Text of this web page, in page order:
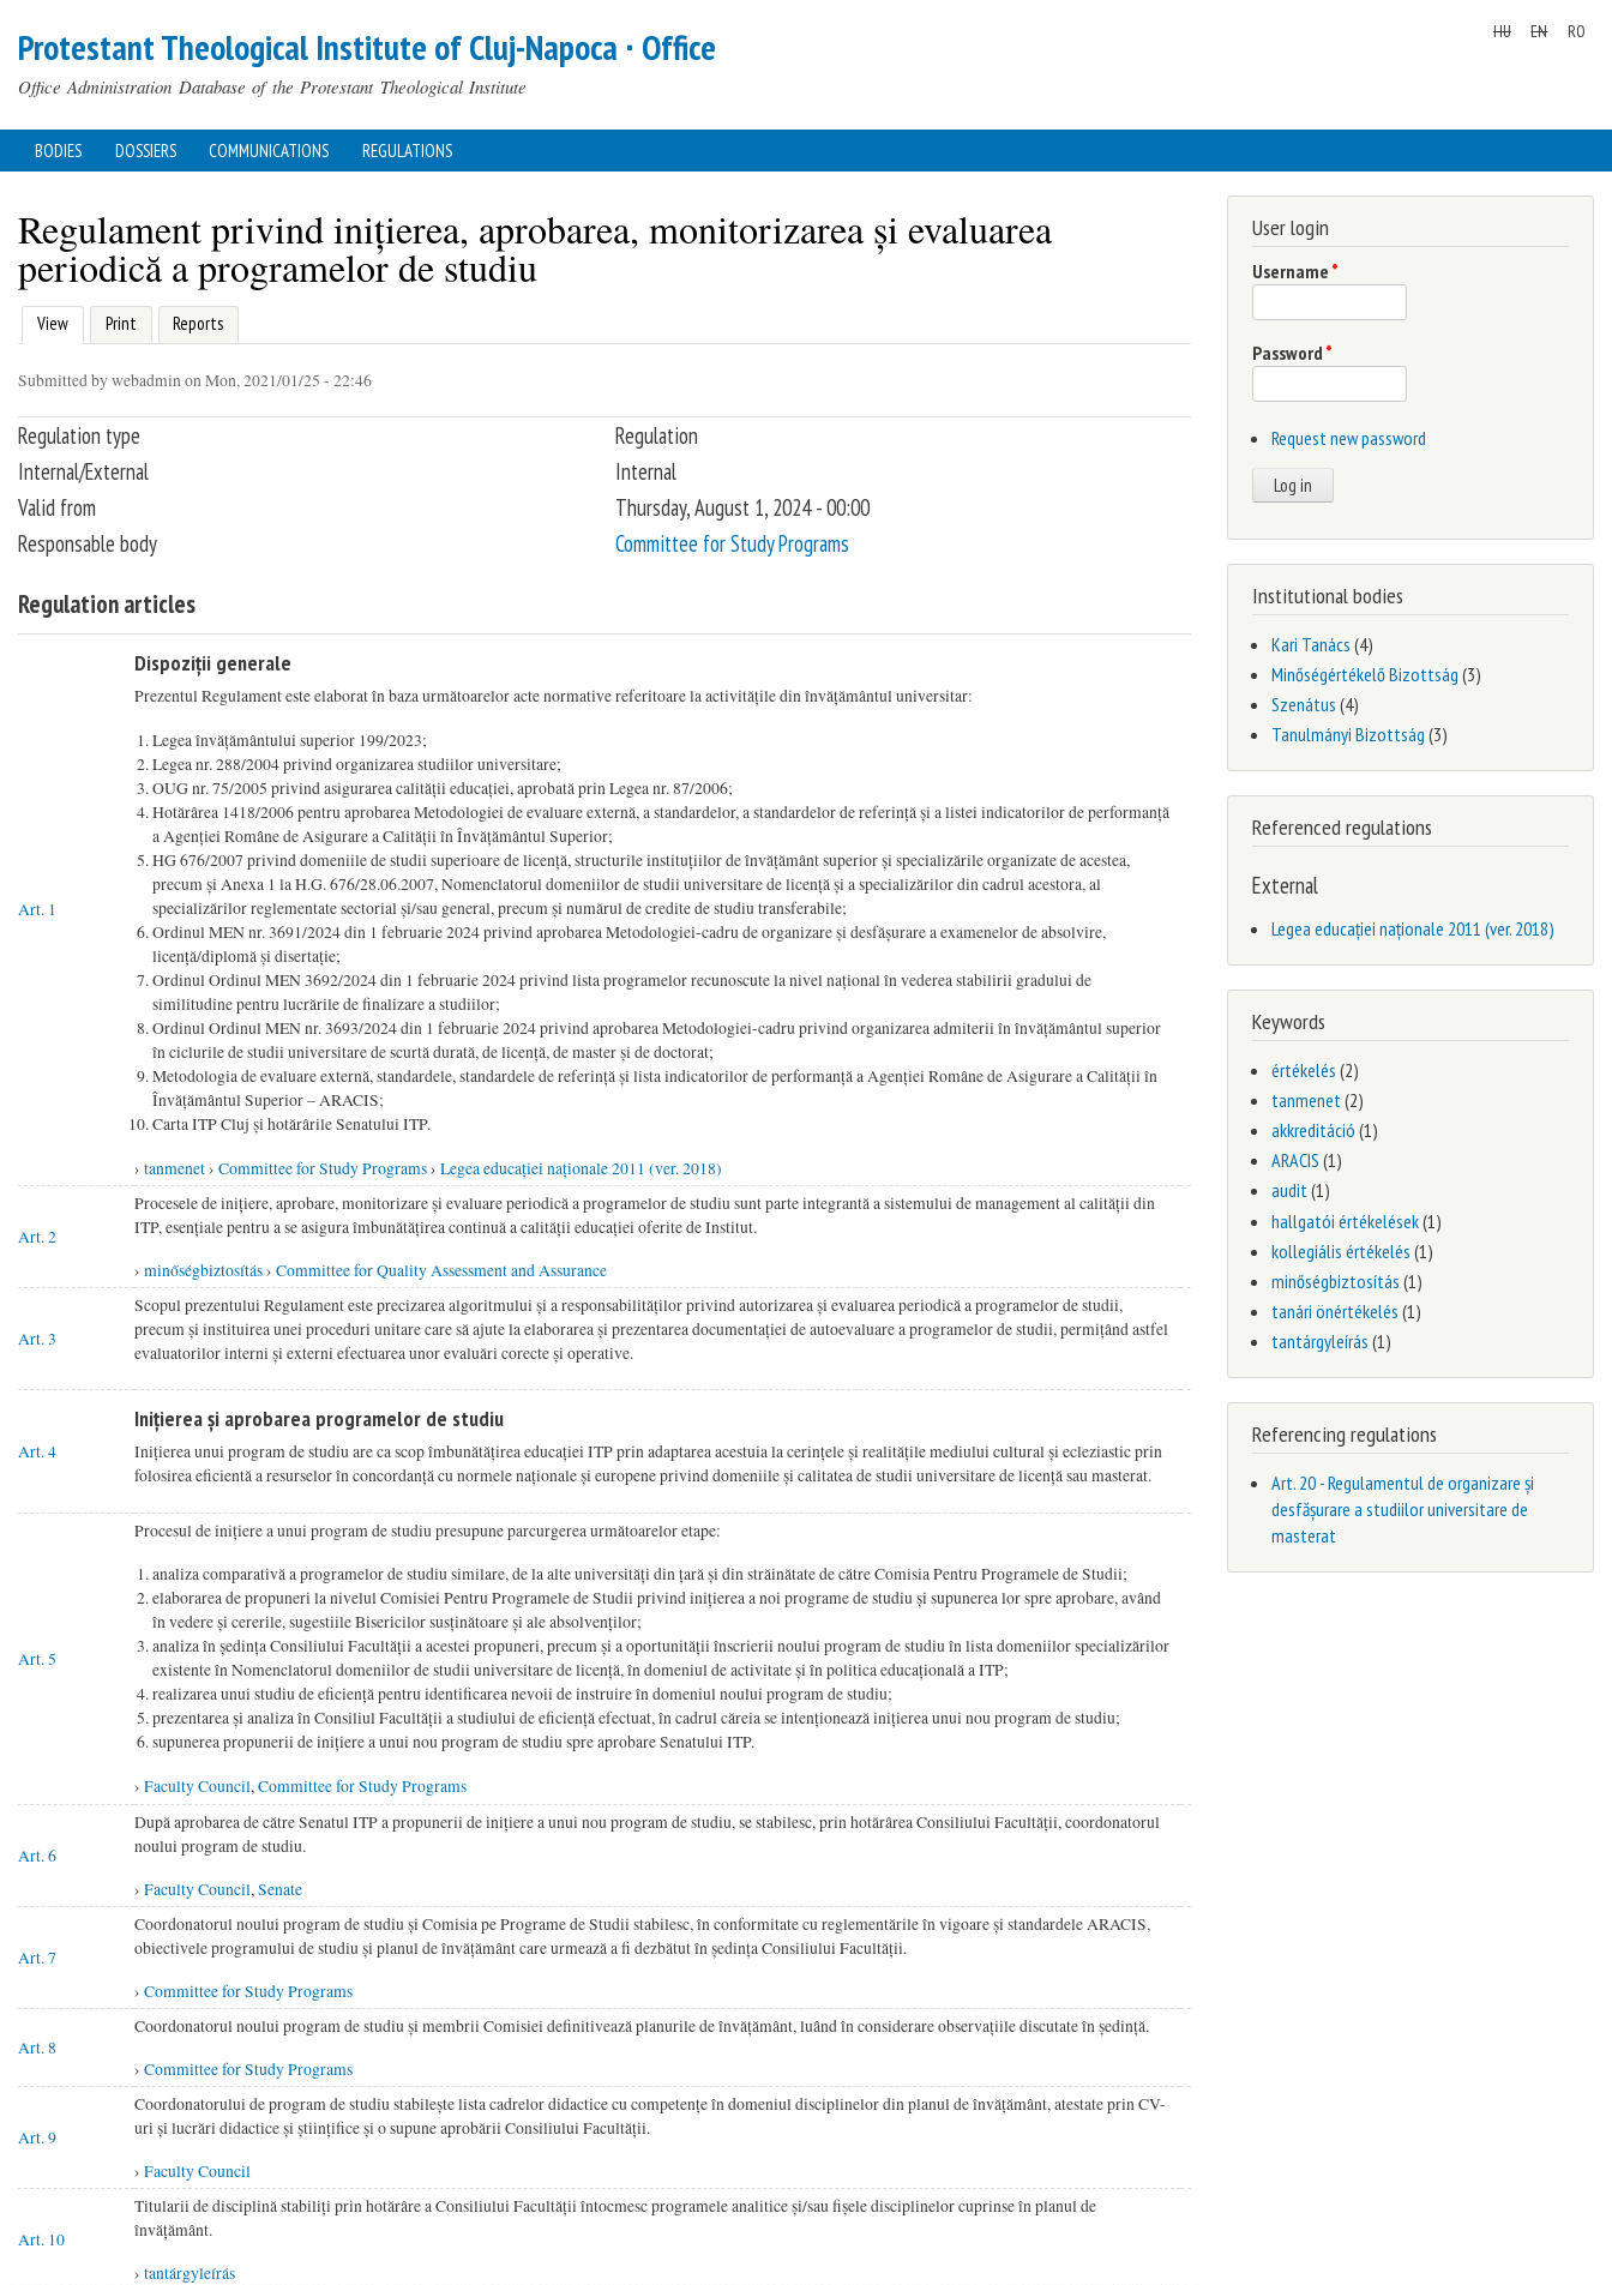
Protestant Theological Institute of Cluj-Napoca ∙ Office
Office Administration Database of the Protestant Theological Institute
HU EN RO
MAIN MENU
BODIES DOSSIERS COMMUNICATIONS REGULATIONS
Regulament privind inițierea, aprobarea, monitorizarea și evaluarea
periodică a programelor de studiu
Primary tabs
View
(active tab) Print Reports
You are here
Submitted bywebadminon Mon, 2021/01/25 - 22:46
Regulation type
Regulation
Internal/External
Internal
Valid from
Thursday, August 1, 2024 - 00:00
Responsable body
Committee for Study Programs
Regulation articles
Art. 1
Dispoziții generale
Prezentul Regulament este elaborat în baza următoarelor acte normative referitoare la activitățile din învățământul universitar:
Legea învățământului superior 199/2023;
Legea nr. 288/2004 privind organizarea studiilor universitare;
OUG nr. 75/2005 privind asigurarea calității educației, aprobată prin Legea nr. 87/2006;
Hotărârea 1418/2006 pentru aprobarea Metodologiei de evaluare externă, a standardelor, a standardelor de referință și a listei indicatorilor de performanță
a Agenției Române de Asigurare a Calității în Învățământul Superior;
HG 676/2007 privind domeniile de studii superioare de licență, structurile instituțiilor de învățământ superior și specializările organizate de acestea,
precum și Anexa 1 la H.G. 676/28.06.2007, Nomenclatorul domeniilor de studii universitare de licență și a specializărilor din cadrul acestora, al
specializărilor reglementate sectorial și/sau general, precum și numărul de credite de studiu transferabile;
Ordinul MEN nr. 3691/2024 din 1 februarie 2024 privind aprobarea Metodologiei-cadru de organizare și desfășurare a examenelor de absolvire,
licență/diplomă și disertație;
Ordinul Ordinul MEN 3692/2024 din 1 februarie 2024 privind lista programelor recunoscute la nivel național în vederea stabilirii gradului de
similitudine pentru lucrările de finalizare a studiilor;
Ordinul Ordinul MEN nr. 3693/2024 din 1 februarie 2024 privind aprobarea Metodologiei-cadru privind organizarea admiterii în învățământul superior
în ciclurile de studii universitare de scurtă durată, de licență, de master și de doctorat;
Metodologia de evaluare externă, standardele, standardele de referință și lista indicatorilor de performanță a Agenției Române de Asigurare a Calității în
Învățământul Superior – ARACIS;
Carta ITP Cluj și hotărârile Senatului ITP.
› tanmenet› Committee for Study Programs› Legea educației naționale 2011 (ver. 2018)
Art. 2
Procesele de inițiere, aprobare, monitorizare și evaluare periodică a programelor de studiu sunt parte integrantă a sistemului de management al calității din
ITP, esențiale pentru a se asigura îmbunătățirea continuă a calității educației oferite de Institut.
› minőségbiztosítás› Committee for Quality Assessment and Assurance
Art. 3
Scopul prezentului Regulament este precizarea algoritmului și a responsabilităților privind autorizarea și evaluarea periodică a programelor de studii,
precum și instituirea unei proceduri unitare care să ajute la elaborarea și prezentarea documentației de autoevaluare a programelor de studii, permițând astfel
evaluatorilor interni și externi efectuarea unor evaluări corecte și operative.
Art. 4
Inițierea și aprobarea programelor de studiu
Inițierea unui program de studiu are ca scop îmbunătățirea educației ITP prin adaptarea acestuia la cerințele și realitățile mediului cultural și ecleziastic prin
folosirea eficientă a resurselor în concordanță cu normele naționale și europene privind domeniile și calitatea de studii universitare de licență sau masterat.
Art. 5
Procesul de inițiere a unui program de studiu presupune parcurgerea următoarelor etape:
analiza comparativă a programelor de studiu similare, de la alte universități din țară și din străinătate de către Comisia Pentru Programele de Studii;
elaborarea de propuneri la nivelul Comisiei Pentru Programele de Studii privind inițierea a noi programe de studiu și supunerea lor spre aprobare, având
în vedere și cererile, sugestiile Bisericilor susținătoare și ale absolvenților;
analiza în ședința Consiliului Facultății a acestei propuneri, precum și a oportunității înscrierii noului program de studiu în lista domeniilor specializărilor
existente în Nomenclatorul domeniilor de studii universitare de licență, în domeniul de activitate și în politica educațională a ITP;
realizarea unui studiu de eficiență pentru identificarea nevoii de instruire în domeniul noului program de studiu;
prezentarea și analiza în Consiliul Facultății a studiului de eficiență efectuat, în cadrul căreia se intenționează inițierea unui nou program de studiu;
supunerea propunerii de inițiere a unui nou program de studiu spre aprobare Senatului ITP.
› Faculty Council,Committee for Study Programs
Art. 6
După aprobarea de către Senatul ITP a propunerii de inițiere a unui nou program de studiu, se stabilesc, prin hotărârea Consiliului Facultății, coordonatorul
noului program de studiu.
› Faculty Council,Senate
Art. 7
Coordonatorul noului program de studiu și Comisia pe Programe de Studii stabilesc, în conformitate cu reglementările în vigoare și standardele ARACIS,
obiectivele programului de studiu și planul de învățământ care urmează a fi dezbătut în ședința Consiliului Facultății.
› Committee for Study Programs
Art. 8
Coordonatorul noului program de studiu și membrii Comisiei definitivează planurile de învățământ, luând în considerare observațiile discutate în ședință.
› Committee for Study Programs
Art. 9
Coordonatorului de program de studiu stabilește lista cadrelor didactice cu competențe în domeniul disciplinelor din planul de învățământ, atestate prin CV-
uri și lucrări didactice și științifice și o supune aprobării Consiliului Facultății.
› Faculty Council
Art. 10
Titularii de disciplină stabiliți prin hotărâre a Consiliului Facultății întocmesc programele analitice și/sau fișele disciplinelor cuprinse în planul de
învățământ.
› tantárgyleírás
User login
Username *
Password *
Request new password
Institutional bodies
Kari Tanács (4)
Minőségértékelő Bizottság (3)
Szenátus (4)
Tanulmányi Bizottság (3)
Referenced regulations
External
Legea educației naționale 2011 (ver. 2018)
Keywords
értékelés (2)
tanmenet (2)
akkreditáció (1)
ARACIS (1)
audit(1)
hallgatói értékelések(1)
kollegiális értékelés (1)
minőségbiztosítás (1)
tanári önértékelés (1)
tantárgyleírás (1)
Referencing regulations
Art. 20 - Regulamentul de organizare și
desfășurare a studiilor universitare de
masterat